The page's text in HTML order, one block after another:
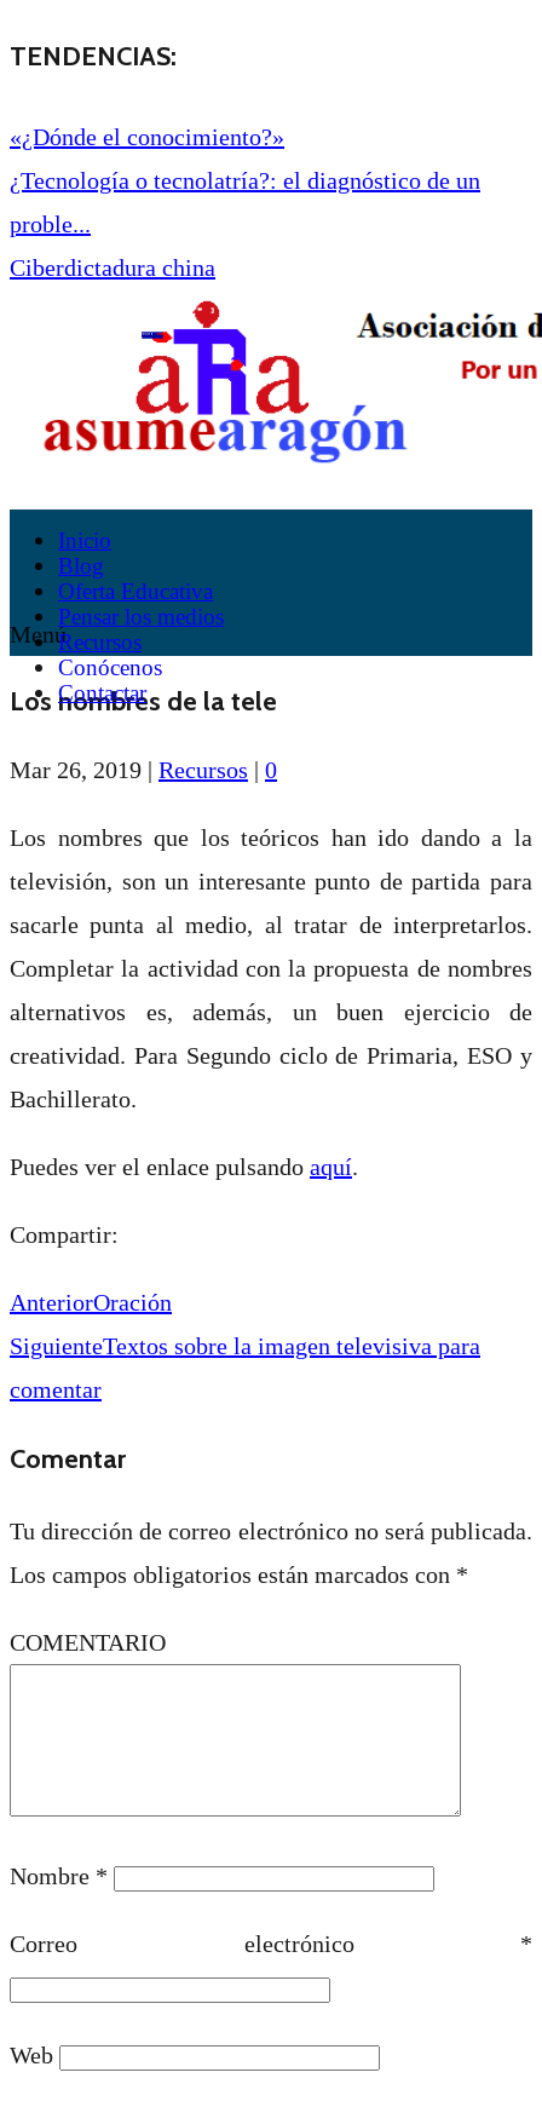
TENDENCIAS:
«¿Dónde el conocimiento?»
¿Tecnología o tecnolatría?: el diagnóstico de un
proble...
Ciberdictadura china
Inicio
Blog
Oferta Educativa
Pensar los medios
Recursos
Conócenos
Contactar
Menú
Los nombres de la tele
Mar 26, 2019 | Recursos | 0
Los nombres que los teóricos han ido dando a la
televisión, son un interesante punto de partida para
sacarle punta al medio, al tratar de interpretarlos.
Completar la actividad con la propuesta de nombres
alternativos es, además, un buen ejercicio de
creatividad. Para Segundo ciclo de Primaria, ESO y
Bachillerato.
Puedes ver el enlace pulsando aquí.
Compartir:
AnteriorOración
SiguienteTextos sobre la imagen televisiva para
comentar
Comentar
Tu dirección de correo electrónico no será publicada.
Los campos obligatorios están marcados con *
COMENTARIO
Nombre *
Correo electrónico *
Web